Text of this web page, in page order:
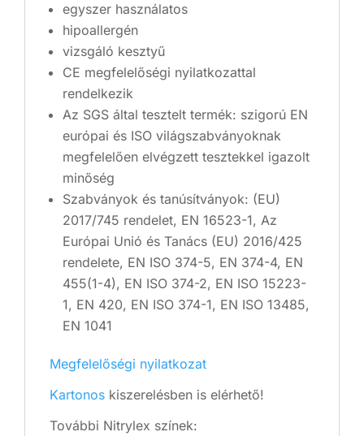
egyszer használatos
hipoallergén
vizsgáló kesztyű
CE megfelelőségi nyilatkozattal
rendelkezik
Az SGS által tesztelt termék: szigorú EN
európai és ISO világszabványoknak
megfelelően elvégzett tesztekkel igazolt
minőség
Szabványok és tanúsítványok: (EU)
2017/745 rendelet, EN 16523-1, Az
Európai Unió és Tanács (EU) 2016/425
rendelete, EN ISO 374-5, EN 374-4, EN
455(1-4), EN ISO 374-2, EN ISO 15223-
1, EN 420, EN ISO 374-1, EN ISO 13485,
EN 1041
Megfelelőségi nyilatkozat
Kartonos kiszerelésben is elérhető!
További Nitrylex színek: